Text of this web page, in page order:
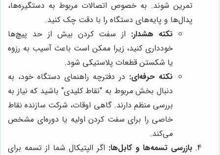
تمرین شوند. به خصوص اتصالات مربوط به دستگیره‌ها،
پدال‌ها و پایه‌های دستگاه را با دقت چک کنید.
نکته هشدار: از سفت کردن بیش از حد پیچ‌ها
خودداری کنید، زیرا ممکن است باعث آسیب به رزوه
یا شکستن قطعات پلاستیکی شود.
نکته حرفه‌ای: در دفترچه راهنمای دستگاه خود، به
دنبال بخش مربوط به "نقاط کلیدی" باشید که نیاز به
بررسی منظم دارند. گاهی اوقات، شرکت سازنده نقاط
خاصی را برای سفت کردن اولیه یا دوره‌ای مشخص
می‌کند.
بازرسی تسمه‌ها و کابل‌ها: اگر الپتیکال شما از تسمه برای